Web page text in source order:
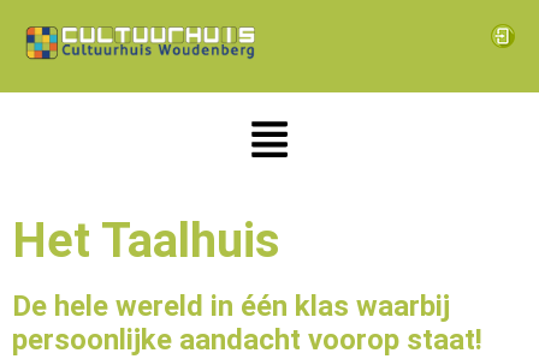
Het Taalhuis
De hele wereld in één klas waarbij
persoonlijke aandacht voorop staat!